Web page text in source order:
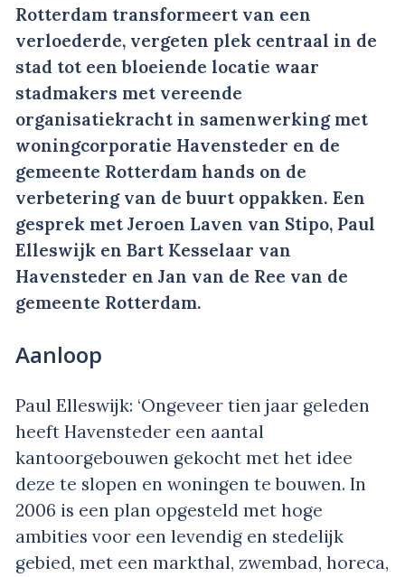
Rotterdam transformeert van een
verloederde, vergeten plek centraal in de
stad tot een bloeiende locatie waar
stadmakers met vereende
organisatiekracht in samenwerking met
woningcorporatie Havensteder en de
gemeente Rotterdam hands on de
verbetering van de buurt oppakken. Een
gesprek met Jeroen Laven van Stipo, Paul
Elleswijk en Bart Kesselaar van
Havensteder en Jan van de Ree van de
gemeente Rotterdam.
Aanloop
Paul Elleswijk: ‘Ongeveer tien jaar geleden
heeft Havensteder een aantal
kantoorgebouwen gekocht met het idee
deze te slopen en woningen te bouwen. In
2006 is een plan opgesteld met hoge
ambities voor een levendig en stedelijk
gebied, met een markthal, zwembad, horeca,